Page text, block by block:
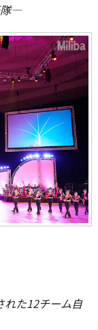
隊―
た12チーム自